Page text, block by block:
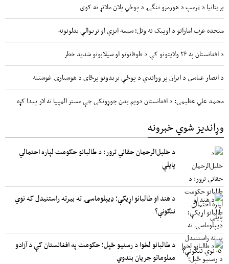
بریتانیا د ټرمپ د هورمزو تنگۍ د پوځي پلان ملاتړ نه کوي
متحده عرب اماراتو د اوپیک نه وتل؛ سیمه ایزې او نړیوالې بدلونونه
د افغانستان په ۲۶ ولایتونو کې د طوفانونو او سیلابونو شدید خطر
د انصار عباسي د ایران پر وړاندې د پوځې بریدونو پرځای د هوښیارۍ غوښتنه
محمد علي عظیمی: د افغانستان دویم بدن جوړونکی چې مستر المپیا ته لار پیدا کړه
وړاندیز شوي خبرونه
د خلیل‌الرحمان حقاني ترور: د طالبانو حکومت لپاره احتمالي
پایلې
د هند او طالبانو اړیکې؛ ډیپلوماسۍ ته بیرته راستنیدل که نوي
ننګونې؟
د طالبانو لخوا د رسنیو ځپل؛ حکومت په افغانستان کې د آزادو
معلوماتو جریان بندوي